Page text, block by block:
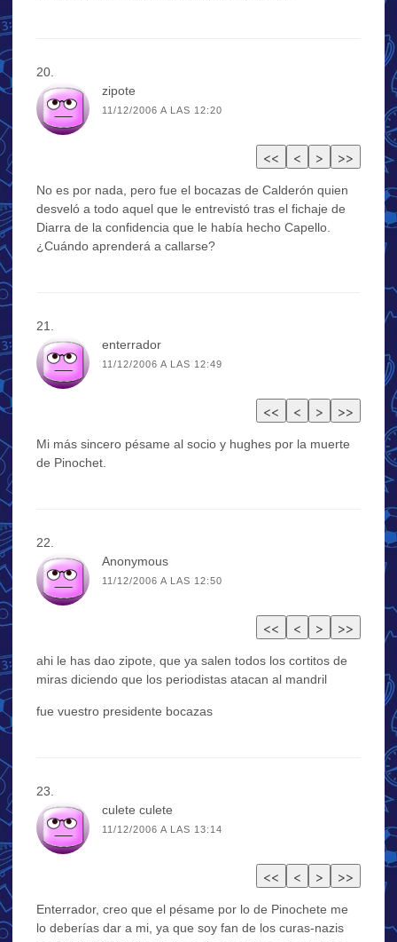
zipote
11/12/2006 A LAS 12:20
No es por nada, pero fue el bocazas de Calderón quien
desveló a todo aquel que le entrevistó tras el fichaje de
Diarra de la confidencia que le había hecho Capello.
¿Cuándo aprenderá a callarse?
enterrador
11/12/2006 A LAS 12:49
Mi más sincero pésame al socio y hughes por la muerte
de Pinochet.
Anonymous
11/12/2006 A LAS 12:50
ahi le has dao zipote, que ya salen todos los cortitos de
miras diciendo que los periodistas atacan al mandril
fue vuestro presidente bocazas
culete culete
11/12/2006 A LAS 13:14
Enterrador, creo que el pésame por lo de Pinochete me
lo deberías dar a mi, ya que soy fan de los curas-nazis